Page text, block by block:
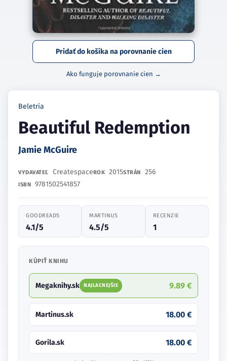
Pridať do košíka na porovnanie cien
Ako funguje porovnanie cien →
Beletria
Beautiful Redemption
Jamie McGuire
VYDAVATEĽ CreatespaceROK 2015STRÁN 256
ISBN 9781502541857
GOODREADS
4.1/5
MARTINUS
4.5/5
RECENZIE
1
KÚPIŤ KNIHU
Megaknihy.sk NAJLACNEJŠIE 9.89 €
Martinus.sk 18.00 €
Gorila.sk 18.00 €